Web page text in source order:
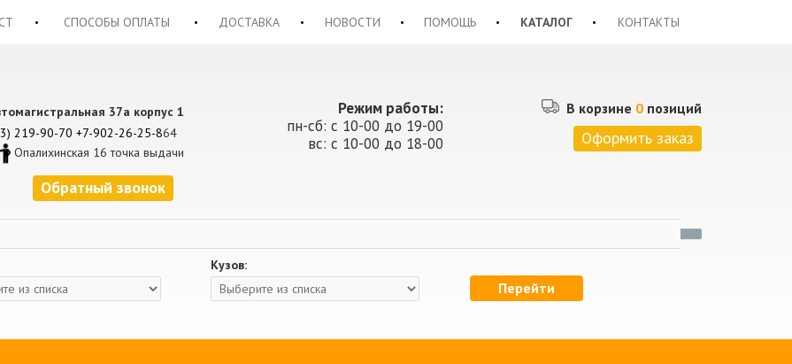
СПОСОБЫ ОПЛАТЫ ДОСТАВКА НОВОСТИ ПОМОЩЬ КАТАЛОГ КОНТАКТЫ
37а корпус 1
219-90-70 +7-902-26-25-864
Опалихинская 16 точка выдачи
Обратный звонок
Режим работы:
пн-сб: с 10-00 до 19-00
вс: с 10-00 до 18-00
В корзине 0 позиций
Оформить заказ
Кузов:
Перейти